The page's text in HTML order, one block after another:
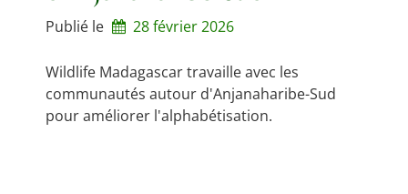
Publié le 28 février 2026
Wildlife Madagascar travaille avec les
communautés autour d'Anjanaharibe-Sud
pour améliorer l'alphabétisation.